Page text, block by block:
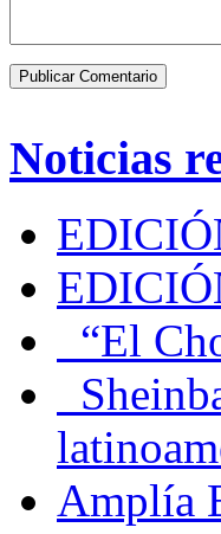
Noticias
“El
Amplía